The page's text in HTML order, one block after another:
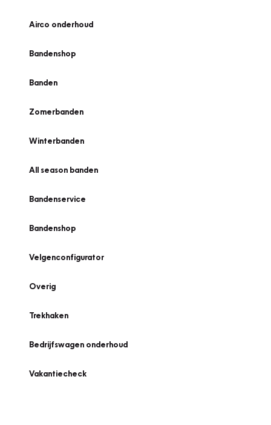
Airco onderhoud
Bandenshop
Banden
Zomerbanden
Winterbanden
All season banden
Bandenservice
Bandenshop
Velgenconfigurator
Overig
Trekhaken
Bedrijfswagen onderhoud
Vakantiecheck